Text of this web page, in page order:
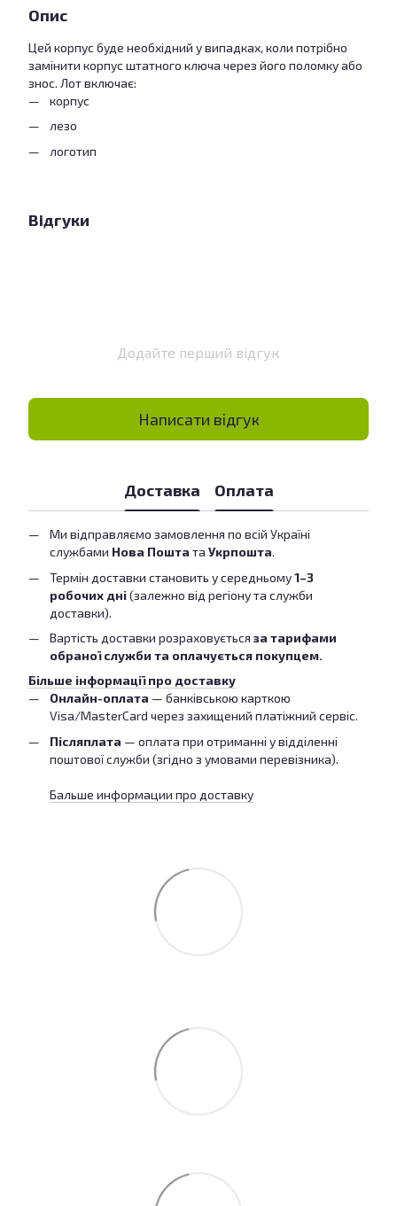
Опис
Цей корпус буде необхідний у випадках, коли потрібно
замінити корпус штатного ключа через його поломку або
знос. Лот включає:
корпус
лезо
логотип
Відгуки
Додайте перший відгук
Написати відгук
Доставка Оплата
Ми відправляємо замовлення по всій Україні
службами Нова Пошта та Укрпошта.
Термін доставки становить у середньому1–3
робочих дні(залежно від регіону та служби
доставки).
Вартість доставки розраховується за тарифами
обраної служби та оплачується покупцем.
Більше інформації про доставку
Онлайн-оплата — банківською карткою
Visa/MasterCard через захищений платіжний сервіс.
Післяплата — оплата при отриманні у відділенні
поштової служби (згідно з умовами перевізника).
Бальше информации про доставку